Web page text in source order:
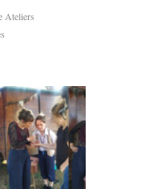
Ateliers